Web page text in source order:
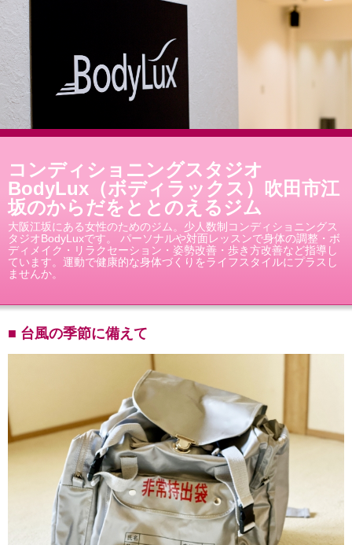
コンディショニングスタジオ
BodyLux（ボディラックス）吹田市江
坂のからだをととのえるジム
大阪江坂にある女性のためのジム。少人数制コンディショニングス
タジオBodyLuxです。 パーソナルや対面レッスンで身体の調整・ボ
ディメイク・リラクセーション・姿勢改善・歩き方改善など指導し
ています。運動で健康的な身体づくりをライフスタイルにプラスし
ませんか。
■ 台風の季節に備えて